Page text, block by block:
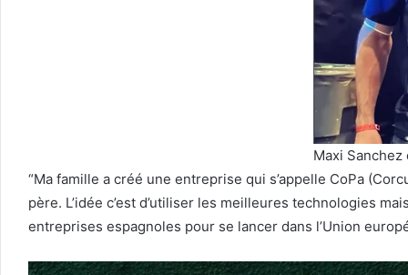
Maxi
“Ma famille a créé une entreprise qui s’appelle CoPa
père. L’idée c’est d’utiliser les meilleures technologies
entreprises espagnoles pour se lancer dans l’Union